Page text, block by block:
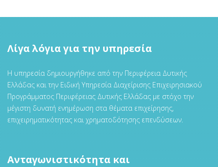
Λίγα λόγια για την υπηρεσία
Η υπηρεσία δημιουργήθηκε από την Περιφέρεια Δυτικής
Ελλάδας και την Ειδική Υπηρεσία Διαχείρισης Επιχειρησιακού
Προγράμματος Περιφέρειας Δυτικής Ελλάδας με στόχο την
μέγιστη δυνατή ενημέρωση στα θέματα επιχείρησης,
επιχειρηματικότητας και χρηματοδότησης επενδύσεων.
Ανταγωνιστικότητα και